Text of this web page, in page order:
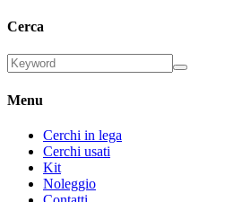
Cerca
Menu
Cerchi in lega
Cerchi usati
Kit
Noleggio